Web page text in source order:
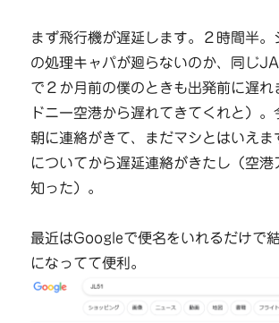
まず飛行機が遅延します。２時間半。
の処理キャパが廻らないのか、同じ
で２か月前の僕のときも出発前に遅れ
ドニー空港から遅れてきてくれと）。
朝に連絡がきて、まだマシとはいえま
についてから遅延連絡がきたし（空港
知った）。
最近はGoogleで便名をいれるだけで
になってて便利。